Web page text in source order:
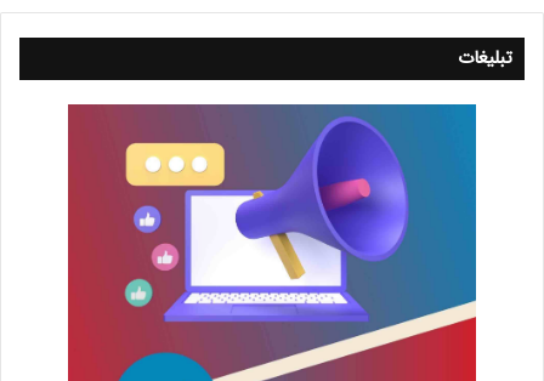
تبلیغات